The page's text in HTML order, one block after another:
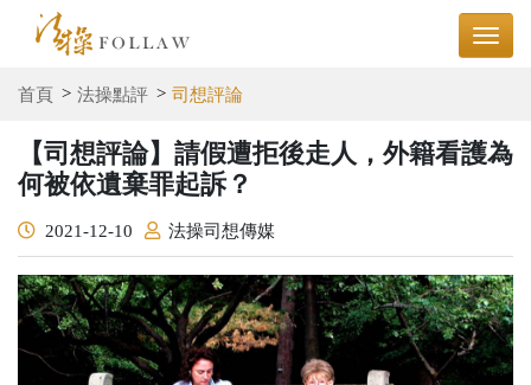
首頁 法操點評 司想評論
【司想評論】請假遭拒後走人，外籍看護為
何被依遺棄罪起訴？
2021-12-10 法操司想傳媒